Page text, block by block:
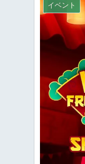
イベント